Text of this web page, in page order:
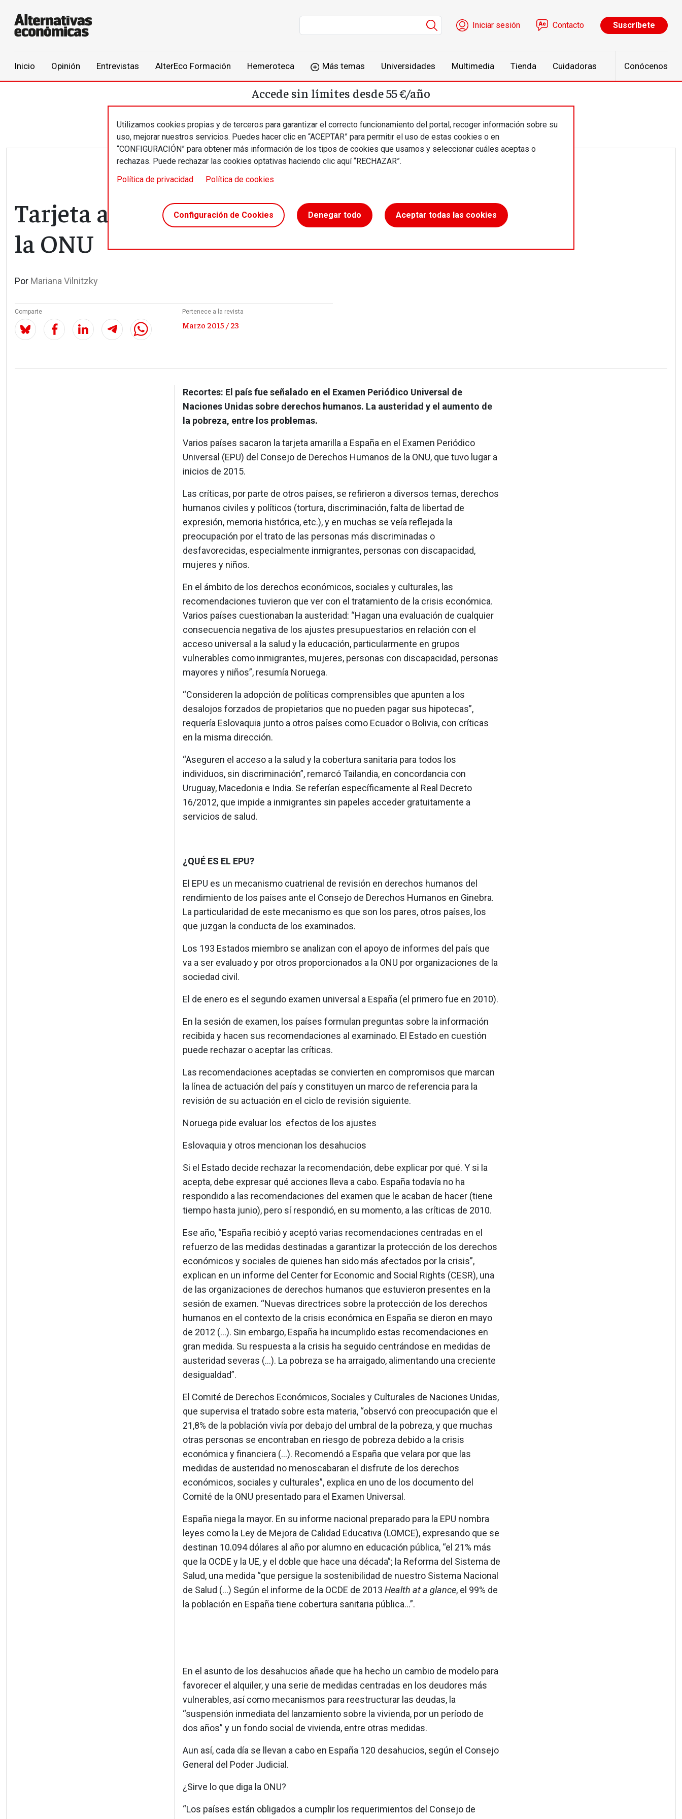
Menú de cuenta de usuario
Iniciar sesión Contacto Suscríbete
Inicio Opinión Entrevistas AlterEco Formación Hemeroteca Más temas Universidades Multimedia Tienda Cuidadoras Conócenos
Utilizamos cookies propias y de terceros para garantizar el correcto funcionamiento del portal, recoger información sobre su
uso, mejorar nuestros servicios. Puedes hacer clic en “ACEPTAR” para permitir el uso de estas cookies o en
“CONFIGURACIÓN” para obtener más información de los tipos de cookies que usamos y seleccionar cuáles aceptas o
rechazas. Puede rechazar las cookies optativas haciendo clic aquí “RECHAZAR”.
Política de privacidad
Política de cookies
Configuración de Cookies Denegar todo Aceptar todas las cookies
Accede sin límites desde 55 €/año
Tarjeta amarilla a España en
la ONU
Por Mariana Vilnitzky
Comparte Pertenece a la revista
Marzo 2015 / 23
Recortes: El país fue señalado en el Examen Periódico Universal de
Naciones Unidas sobre derechos humanos. La austeridad y el aumento de
la pobreza, entre los problemas.
Varios países sacaron la tarjeta amarilla a España en el Examen Periódico
Universal (EPU) del Consejo de Derechos Humanos de la ONU, que tuvo lugar a
inicios de 2015.
Las críticas, por parte de otros países, se refirieron a diversos temas, derechos
humanos civiles y políticos (tortura, discriminación, falta de libertad de
expresión, memoria histórica, etc.), y en muchas se veía reflejada la
preocupación por el trato de las personas más discriminadas o
desfavorecidas, especialmente inmigrantes, personas con discapacidad,
mujeres y niños.
En el ámbito de los derechos económicos, sociales y culturales, las
recomendaciones tuvieron que ver con el tratamiento de la crisis económica.
Varios países cuestionaban la austeridad: “Hagan una evaluación de cualquier
consecuencia negativa de los ajustes presupuestarios en relación con el
acceso universal a la salud y la educación, particularmente en grupos
vulnerables como inmigrantes, mujeres, personas con discapacidad, personas
mayores y niños”, resumía Noruega.
“Consideren la adopción de políticas comprensibles que apunten a los
desalojos forzados de propietarios que no pueden pagar sus hipotecas”,
requería Eslovaquia junto a otros países como Ecuador o Bolivia, con críticas
en la misma dirección.
“Aseguren el acceso a la salud y la cobertura sanitaria para todos los
individuos, sin discriminación”, remarcó Tailandia, en concordancia con
Uruguay, Macedonia e India. Se referían específicamente al Real Decreto
16/2012, que impide a inmigrantes sin papeles acceder gratuitamente a
servicios de salud.
¿QUÉ ES EL EPU?
El EPU es un mecanismo cuatrienal de revisión en derechos humanos del
rendimiento de los países ante el Consejo de Derechos Humanos en Ginebra.
La particularidad de este mecanismo es que son los pares, otros países, los
que juzgan la conducta de los examinados.
Los 193 Estados miembro se analizan con el apoyo de informes del país que
va a ser evaluado y por otros proporcionados a la ONU por organizaciones de la
sociedad civil.
El de enero es el segundo examen universal a España (el primero fue en 2010).
En la sesión de examen, los países formulan preguntas sobre la información
recibida y hacen sus recomendaciones al examinado. El Estado en cuestión
puede rechazar o aceptar las críticas.
Las recomendaciones aceptadas se convierten en compromisos que marcan
la línea de actuación del país y constituyen un marco de referencia para la
revisión de su actuación en el ciclo de revisión siguiente.
Noruega pide evaluar los efectos de los ajustes
Eslovaquia y otros mencionan los desahucios
Si el Estado decide rechazar la recomendación, debe explicar por qué. Y si la
acepta, debe expresar qué acciones lleva a cabo. España todavía no ha
respondido a las recomendaciones del examen que le acaban de hacer (tiene
tiempo hasta junio), pero sí respondió, en su momento, a las críticas de 2010.
Ese año, “España recibió y aceptó varias recomendaciones centradas en el
refuerzo de las medidas destinadas a garantizar la protección de los derechos
económicos y sociales de quienes han sido más afectados por la crisis”,
explican en un informe del Center for Economic and Social Rights (CESR), una
de las organizaciones de derechos humanos que estuvieron presentes en la
sesión de examen. “Nuevas directrices sobre la protección de los derechos
humanos en el contexto de la crisis económica en España se dieron en mayo
de 2012 (...). Sin embargo, España ha incumplido estas recomendaciones en
gran medida. Su respuesta a la crisis ha seguido centrándose en medidas de
austeridad severas (...). La pobreza se ha arraigado, alimentando una creciente
desigualdad”.
El Comité de Derechos Económicos, Sociales y Culturales de Naciones Unidas,
que supervisa el tratado sobre esta materia, “observó con preocupación que el
21,8% de la población vivía por debajo del umbral de la pobreza, y que muchas
otras personas se encontraban en riesgo de pobreza debido a la crisis
económica y financiera (...). Recomendó a España que velara por que las
medidas de austeridad no menoscabaran el disfrute de los derechos
económicos, sociales y culturales”, explica en uno de los documento del
Comité de la ONU presentado para el Examen Universal.
España niega la mayor. En su informe nacional preparado para la EPU nombra
leyes como la Ley de Mejora de Calidad Educativa (LOMCE), expresando que se
destinan 10.094 dólares al año por alumno en educación pública, “el 21% más
que la OCDE y la UE, y el doble que hace una década”; la Reforma del Sistema de
Salud, una medida “que persigue la sostenibilidad de nuestro Sistema Nacional
de Salud (...) Según el informe de la OCDE de 2013 Health at a glance, el 99% de
la población en España tiene cobertura sanitaria pública...”.
En el asunto de los desahucios añade que ha hecho un cambio de modelo para
favorecer el alquiler, y una serie de medidas centradas en los deudores más
vulnerables, así como mecanismos para reestructurar las deudas, la
“suspensión inmediata del lanzamiento sobre la vivienda, por un período de
dos años” y un fondo social de vivienda, entre otras medidas.
Aun así, cada día se llevan a cabo en España 120 desahucios, según el Consejo
General del Poder Judicial.
¿Sirve lo que diga la ONU?
“Los países están obligados a cumplir los requerimientos del Consejo de